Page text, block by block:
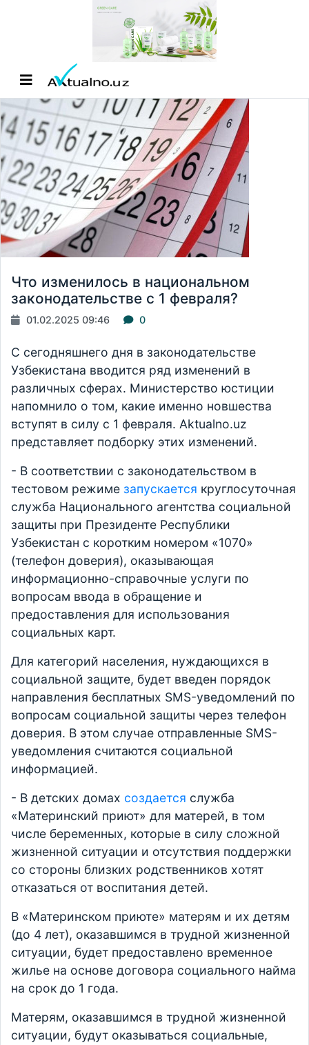
Что изменилось в национальном
законодательстве с 1 февраля?
01.02.2025 09:46 0
С сегодняшнего дня в законодательстве
Узбекистана вводится ряд изменений в
различных сферах. Министерство юстиции
напомнило о том, какие именно новшества
вступят в силу с 1 февраля. Aktualno.uz
представляет подборку этих изменений.
- В соответствии с законодательством в
тестовом режиме запускается круглосуточная
служба Национального агентства социальной
защиты при Президенте Республики
Узбекистан с коротким номером «1070»
(телефон доверия), оказывающая
информационно-справочные услуги по
вопросам ввода в обращение и
предоставления для использования
социальных карт.
Для категорий населения, нуждающихся в
социальной защите, будет введен порядок
направления бесплатных SMS-уведомлений по
вопросам социальной защиты через телефон
доверия. В этом случае отправленные SMS-
уведомления считаются социальной
информацией.
- В детских домах создается служба
«Материнский приют» для матерей, в том
числе беременных, которые в силу сложной
жизненной ситуации и отсутствия поддержки
со стороны близких родственников хотят
отказаться от воспитания детей.
В «Материнском приюте» матерям и их детям
(до 4 лет), оказавшимся в трудной жизненной
ситуации, будет предоставлено временное
жилье на основе договора социального найма
на срок до 1 года.
Матерям, оказавшимся в трудной жизненной
ситуации, будут оказываться социальные,